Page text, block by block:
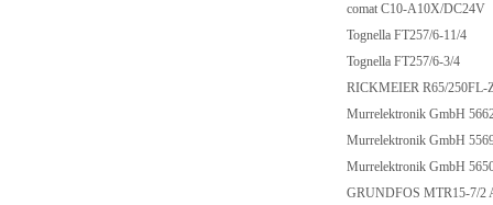
comat C10-A10X/DC24V
Tognella FT257/6-11/4
Tognella FT257/6-3/4
RICKMEIER R65/250FL-
Murrelektronik GmbH
Murrelektronik GmbH
Murrelektronik GmbH
GRUNDFOS MTR15-7/2